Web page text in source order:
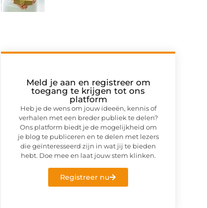
Meld je aan en registreer om
toegang te krijgen tot ons
platform
Heb je de wens om jouw ideeën, kennis of
verhalen met een breder publiek te delen?
Ons platform biedt je de mogelijkheid om
je blog te publiceren en te delen met lezers
die geïnteresseerd zijn in wat jij te bieden
hebt. Doe mee en laat jouw stem klinken.
Registreer nu